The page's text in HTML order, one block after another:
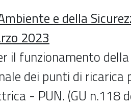
e della
2023
il funzionamento
dei punti di ricarica
- PUN. (GU